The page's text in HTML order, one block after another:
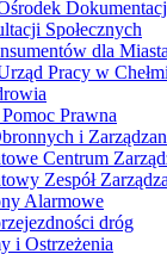
Społecznych
dla
Pracy w
Prawna
i
Centrum
Zespół
Alarmowe
dróg
i Ostrzeżenia